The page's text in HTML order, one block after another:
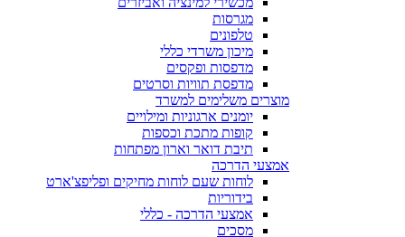
מגרסות
טלפונים
מיכון משרדי כללי
מדפסות ופקסים
מדפסת תוויות וסרטים
מוצרים משלימים למשרד
יומנים ארגוניות ומילויים
קופות מתכת וכספות
תיבת דואר וארון מפתחות
אמצעי הדרכה
לוחות שעם לוחות מחיקים ופליפצ'ארט
בידוריות
אמצעי הדרכה - כללי
מסכים